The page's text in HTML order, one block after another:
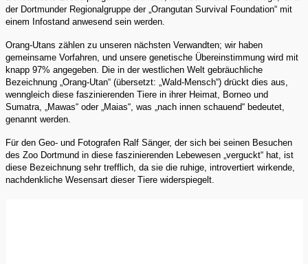
der Dortmunder Regionalgruppe der „Orangutan Survival Foundation“ mit
einem Infostand anwesend sein werden.
Orang-Utans zählen zu unseren nächsten Verwandten; wir haben
gemeinsame Vorfahren, und unsere genetische Übereinstimmung wird mit
knapp 97% angegeben. Die in der westlichen Welt gebräuchliche
Bezeichnung „Orang-Utan“ (übersetzt: „Wald-Mensch“) drückt dies aus,
wenngleich diese faszinierenden Tiere in ihrer Heimat, Borneo und
Sumatra, „Mawas“ oder „Maias“, was „nach innen schauend“ bedeutet,
genannt werden.
Für den Geo- und Fotografen Ralf Sänger, der sich bei seinen Besuchen
des Zoo Dortmund in diese faszinierenden Lebewesen „verguckt“ hat, ist
diese Bezeichnung sehr trefflich, da sie die ruhige, introvertiert wirkende,
nachdenkliche Wesensart dieser Tiere widerspiegelt.